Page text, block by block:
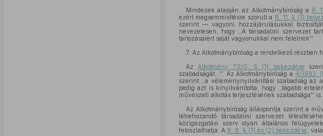
Mindezek alapján az Alkotmánybíróság a R.
ezért megsemmisítésre szorult a R. 11. § (1)
szerint — vagyoni hozzájárulásukkal
nevezetesen, hogy ,,A társadalmi szervezet
tartozásaiért saját vagyonukkal nem felelnek''.
7. Az Alkotmánybíróság a rendelkező részben
Az Alkotmány 70/G. § (1) bekezdése
szabadságát...''. Az Alkotmánybíróság a 4/1993.
szerint ,,a véleménynyilvánítási szabadság az
pedig azt is kinyilvánította, hogy ,,tágabb
művészeti alkotás terjesztésének szabadsága''
Az Alkotmánybíróság álláspontja szerint a
létrehozandó társadalmi szervezet
közigazgatási szerv olyan általános
feloszlathatja. A R. 8. § (1) és (2) bekezdése ,